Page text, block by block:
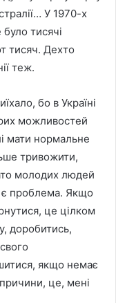
У 1970-х
було тисячi
тисяч. Дехто
теж.
бо в Українi
можливостей
мати нормальне
тривожити,
молодих людей
проблема. Якщо
це цiлком
доробитись,
якщо немає
це, менi